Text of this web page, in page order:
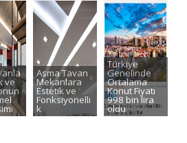
ve
Asma Tavan
Mekanlara
Estetik ve
Fonksiyonelli
k
Türkiye
Genelinde
Ortalama
Konut Fiyatı
998 bin lira
oldu